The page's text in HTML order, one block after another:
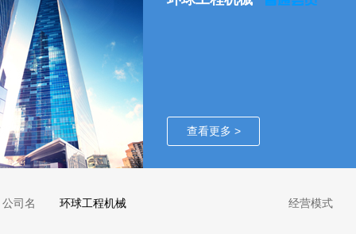
查看更多 >
公司名 环球工程机械 经营模式